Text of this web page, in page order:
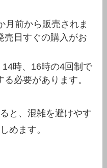
月前から販売されま
売日すぐの購入がお
時、16時の4回制で
必要があります。
と、混雑を避けやす
めます。